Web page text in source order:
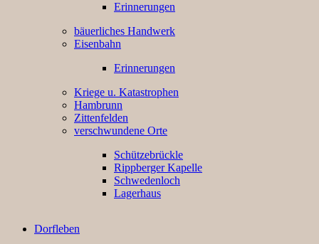
Erinnerungen
bäuerliches Handwerk
Eisenbahn
Erinnerungen
Kriege u. Katastrophen
Hambrunn
Zittenfelden
verschwundene Orte
Schützebrückle
Rippberger Kapelle
Schwedenloch
Lagerhaus
Dorfleben